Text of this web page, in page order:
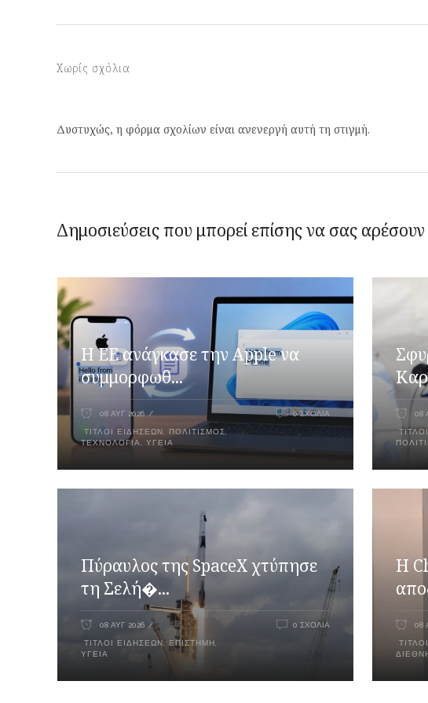
Χωρίς σχόλια
Δυστυχώς, η φόρμα σχολίων είναι ανενεργή αυτή τη στιγμή.
Δημοσιεύσεις που μπορεί επίσης να σας αρέσουν
H ΕΕ ανάγκασε την Apple να
συμμορφωθ...
08 ΑΥΓ 2026
ΤΊΤΛΟΙ ΕΙΔΉΣΕΩΝ ΠΟΛΙΤΙΣΜΌΣ
ΤΕΧΝΟΛΟΓΊΑ
ΥΓΕΊΑ
0 ΣΧΌΛΙΑ 08
Πύραυλος της SpaceX χτύπησε
τη Σελή�...
08 ΑΥΓ 2026
ΤΊΤΛΟΙ ΕΙΔΉΣΕΩΝ ΕΠΙΣΤΉΜΗ
ΥΓΕΊΑ
0 ΣΧΌΛΙΑ
Η
08